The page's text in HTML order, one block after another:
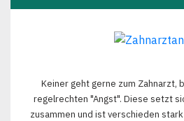
Keiner geht gerne zum Zahnarzt,
regelrechten "Angst". Diese setzt
zusammen und ist verschieden